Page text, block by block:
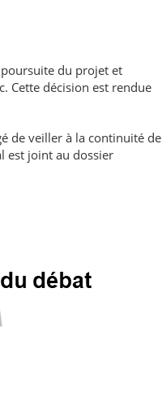
du projet et
Cette décision est rendue
de veiller à la continuité de
est joint au dossier